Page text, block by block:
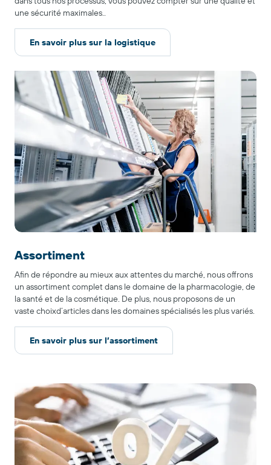
une sécurité maximales..
En savoir plus sur la logistique
Assortiment
Afin de répondre au mieux aux attentes du marché, nous offrons
un assortiment complet dans le domaine de la pharmacologie, de
la santé et de la cosmétique. De plus, nous proposons de un
vaste choixd’articles dans les domaines spécialisés les plus variés.
En savoir plus sur l’assortiment